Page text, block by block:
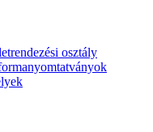
osztály